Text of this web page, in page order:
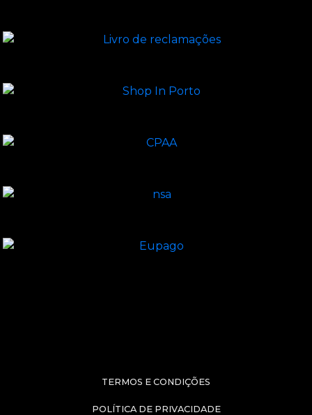
TERMOS E CONDIÇÕES
POLÍTICA DE PRIVACIDADE